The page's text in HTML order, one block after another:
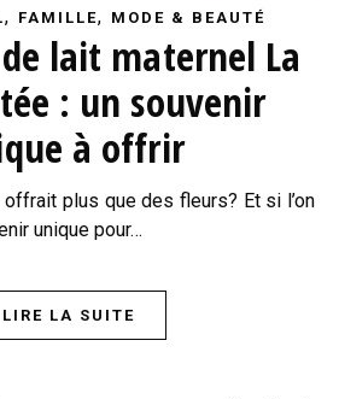
, FAMILLE, MODE & BEAUTÉ
lait maternel La
: un souvenir
à offrir
unique pour…
LIRE LA SUITE